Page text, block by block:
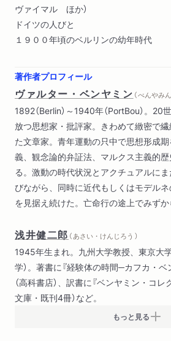
ヴァイマル ほか）
ドイツの人びと
１９００年頃のベルリンの幼年時代
著作者プロフィール
ヴァルター・ベンヤミン （ べんやみ
1892（Berlin）～1940年（PortBou）。
放つ思想家・批評家。きわめて緻密で
た文章家。青年運動の只中で思想形成
義、観念論的弁証法、マルクス主義的
る。激動の時代状況とアクチュアルに
びながら、同時に近代もしくはモデルネ
を見据え続けた。亡命行の途上でみずか
浅井健二郎 （ あさい・けんじろう ）
1945年生まれ。九州大学教授、東京大
学）。著書に『経験体の時間─カフカ・ベ
（高科書店）、訳書に『ベンヤミン・コレ
文庫・既刊4冊）など。
もっと見る